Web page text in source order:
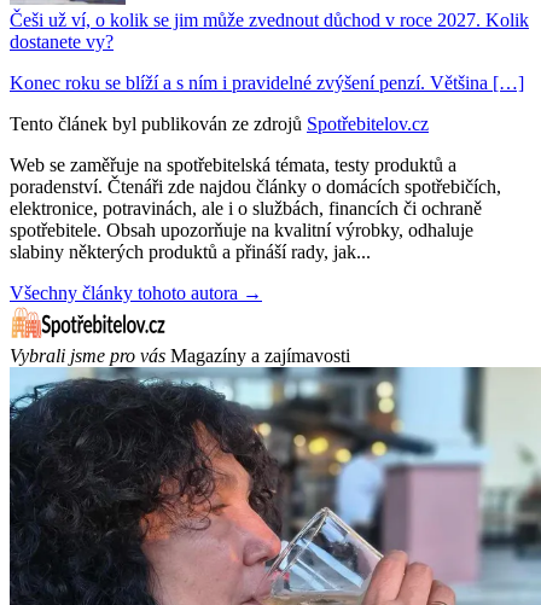
Češi už ví, o kolik se jim může zvednout důchod v roce 2027. Kolik
dostanete vy?
Konec roku se blíží a s ním i pravidelné zvýšení penzí. Většina […]
Tento článek byl publikován ze zdrojů Spotřebitelov.cz
Web se zaměřuje na spotřebitelská témata, testy produktů a
poradenství. Čtenáři zde najdou články o domácích spotřebičích,
elektronice, potravinách, ale i o službách, financích či ochraně
spotřebitele. Obsah upozorňuje na kvalitní výrobky, odhaluje
slabiny některých produktů a přináší rady, jak...
Všechny články tohoto autora →
Vybrali jsme pro vás Magazíny a zajímavosti